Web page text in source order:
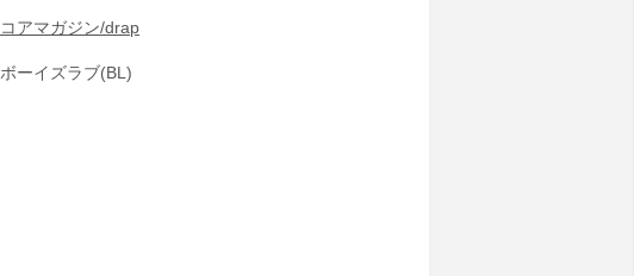
コアマガジン/drap
ボーイズラブ(BL)